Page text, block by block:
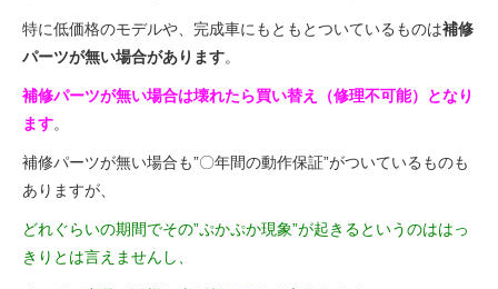
特に低価格のモデルや、完成車にもともとついているものは補修
パーツが無い場合があります。
補修パーツが無い場合は壊れたら買い替え（修理不可能）となり
ます。
補修パーツが無い場合も”〇年間の動作保証”がついているものも
ありますが、
どれぐらいの期間でその”ぷかぷか現象”が起きるというのははっ
きりとは言えませんし、